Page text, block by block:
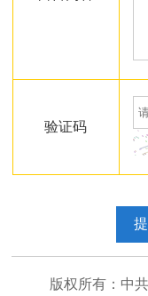
验证码
版权所有：中